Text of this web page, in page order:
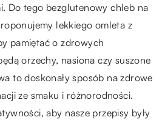
Do tego bezglutenowy chleb na
lekkiego omleta z
pamiętać o zdrowych
orzechy, nasiona czy suszone
to doskonały sposób na zdrowe
ze smaku i różnorodności.
aby nasze przepisy były